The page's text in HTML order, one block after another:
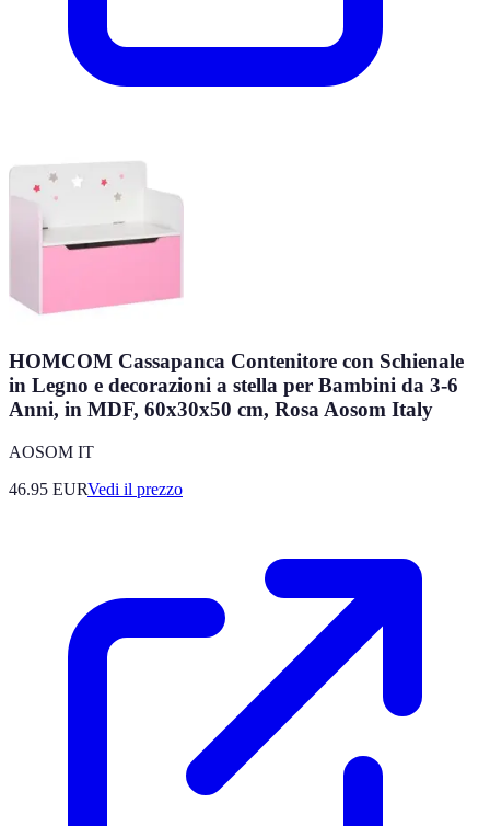
HOMCOM Cassapanca Contenitore con Schienale
in Legno e decorazioni a stella per Bambini da 3-6
Anni, in MDF, 60x30x50 cm, Rosa Aosom Italy
AOSOM IT
46.95 EURVedi il prezzo